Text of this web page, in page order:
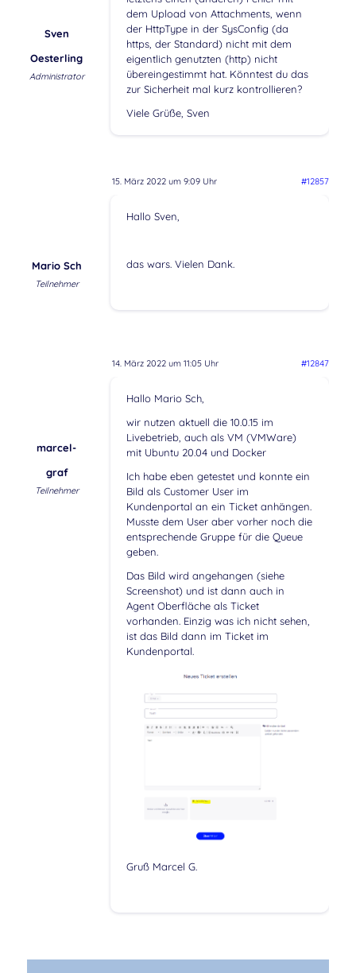
Sven
Oesterling
Administrator
dem Upload von Attachments, wenn
der HttpType in der SysConfig (da
https, der Standard) nicht mit dem
eigentlich genutzten (http) nicht
übereingestimmt hat. Könntest du das
zur Sicherheit mal kurz kontrollieren?
Viele Grüße, Sven
15. März 2022 um 9:09 Uhr #12857
Mario Sch
Teilnehmer
Hallo Sven,
das wars. Vielen Dank.
14. März 2022 um 11:05 Uhr #12847
marcel-
graf
Teilnehmer
Hallo Mario Sch,
wir nutzen aktuell die 10.0.15 im
Livebetrieb, auch als VM (VMWare)
mit Ubuntu 20.04 und Docker
Ich habe eben getestet und konnte ein
Bild als Customer User im
Kundenportal an ein Ticket anhängen.
Musste dem User aber vorher noch die
entsprechende Gruppe für die Queue
geben.
Das Bild wird angehangen (siehe
Screenshot) und ist dann auch in
Agent Oberfläche als Ticket
vorhanden. Einzig was ich nicht sehen,
ist das Bild dann im Ticket im
Kundenportal.
Gruß Marcel G.